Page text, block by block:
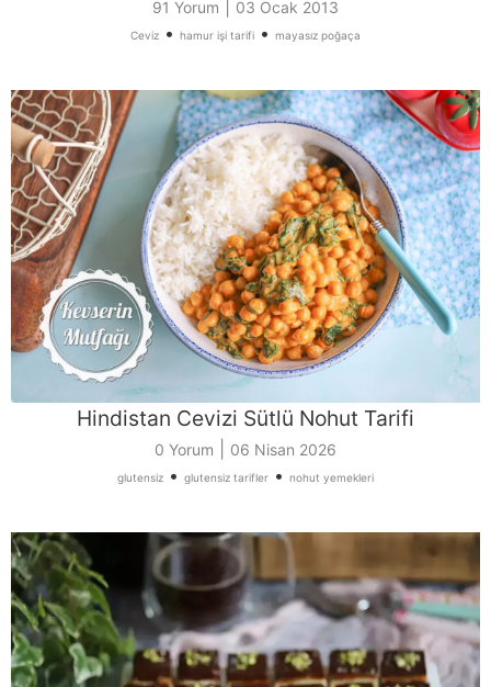
91 Yorum 03 Ocak 2013
Ceviz • hamur işi tarifi • mayasız poğaça
Hindistan Cevizi Sütlü Nohut Tarifi
0 Yorum 06 Nisan 2026
glutensiz • glutensiz tarifler • nohut yemekleri